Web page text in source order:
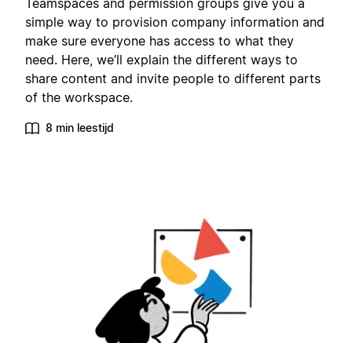
Teamspaces and permission groups give you a
simple way to provision company information and
make sure everyone has access to what they
need. Here, we’ll explain the different ways to
share content and invite people to different parts
of the workspace.
8 min leestijd